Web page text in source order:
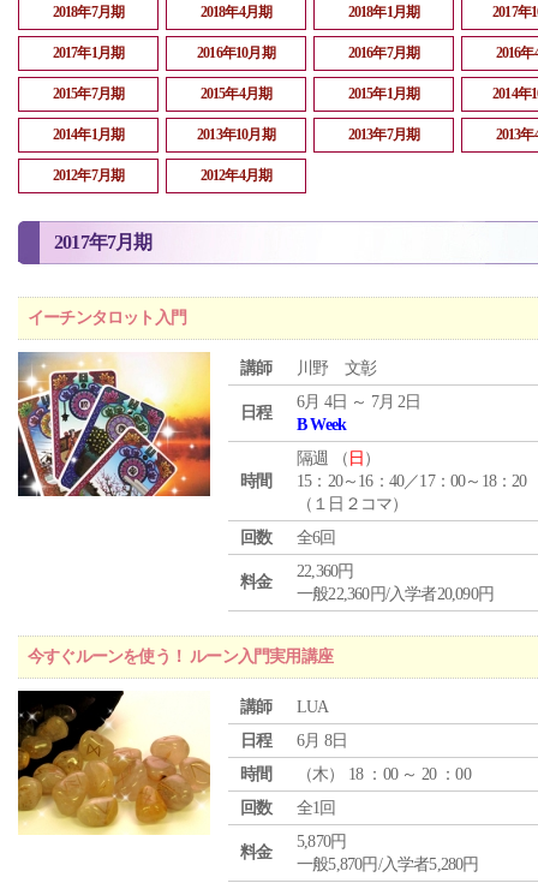
2018年7月期 2018年4月期 2018年1月期 2017年
2017年1月期 2016年10月期 2016年7月期 2016
2015年7月期 2015年4月期 2015年1月期 2014年
2014年1月期 2013年10月期 2013年7月期 2013
2012年7月期 2012年4月期
2017年7月期
イーチンタロット入門
講師 川野 文彰
日程
6月 4日 ～ 7月 2日
B Week
時間
隔週 （ 日 ）
15：20～16：40／17：00～18：20
（１日２コマ）
回数
全6回
料金
22,360円
一般22,360円/入学者20,090円
今すぐルーンを使う！ ルーン入門実用講座
講師
LUA
日程
6月 8日
時間
（木） 18 ：00 ～ 20 ：00
回数
全1回
料金
5,870円
一般5,870円/入学者5,280円